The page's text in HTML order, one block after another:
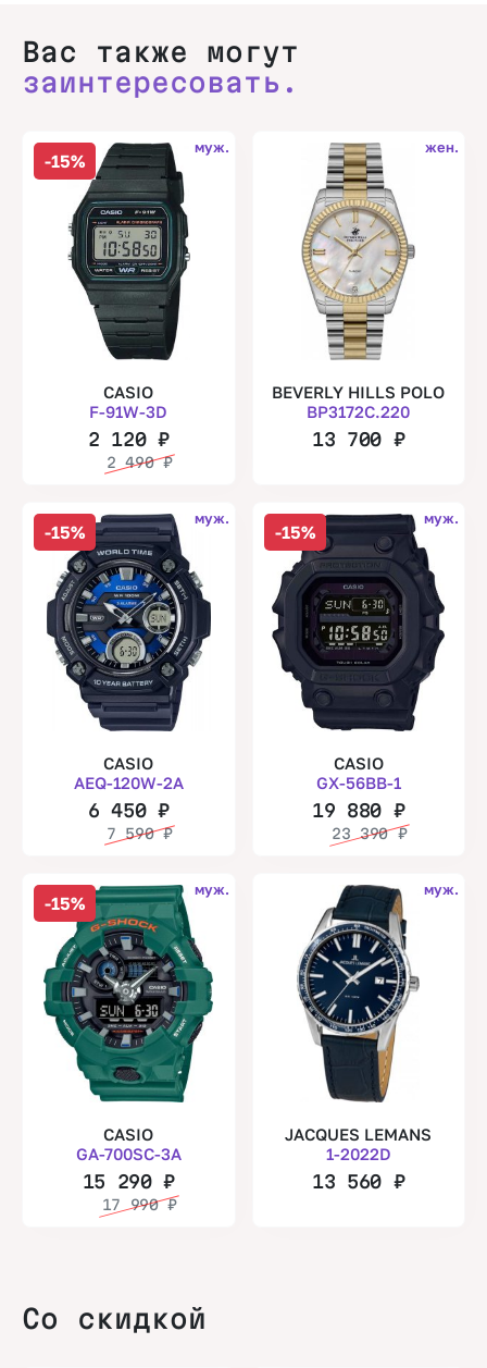
Вас также могут
заинтересовать.
-15%
муж.
CASIO
F-91W-3D
2 120 ₽
2 490₽
жен.
BEVERLY HILLS POLO
BP3172C.220
13 700 ₽
-15%
муж.
CASIO
AEQ-120W-2A
6 450 ₽
7 590₽
-15%
муж.
CASIO
GX-56BB-1
19 880 ₽
23 390₽
-15%
муж.
CASIO
GA-700SC-3A
15 290₽
17 990₽
муж.
JACQUES LEMANS
1-2022D
13 560 ₽
Со скидкой